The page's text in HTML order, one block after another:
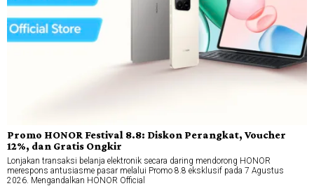
Promo HONOR Festival 8.8: Diskon Perangkat, Voucher
12%, dan Gratis Ongkir
Lonjakan transaksi belanja elektronik secara daring mendorong HONOR
merespons antusiasme pasar melalui Promo 8.8 eksklusif pada 7 Agustus
2026. Mengandalkan HONOR Official